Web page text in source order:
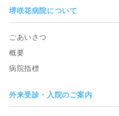
堺咲花病院について
ごあいさつ
概要
病院指標
外来受診・入院のご案内